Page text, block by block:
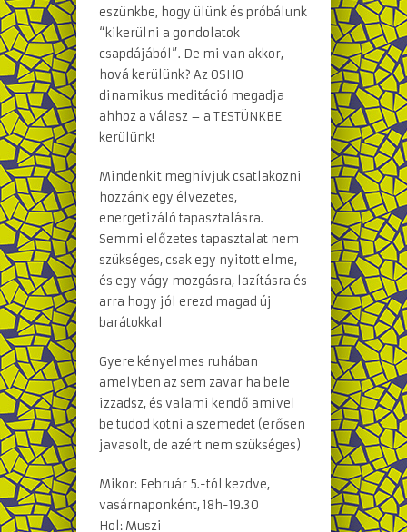
eszünkbe, hogy ülünk és próbálunk
“kikerülni a gondolatok
csapdájából”. De mi van akkor,
hová kerülünk? Az OSHO
dinamikus meditáció megadja
ahhoz a válasz – a TESTÜNKBE
kerülünk!
Mindenkit meghívjuk csatlakozni
hozzánk egy élvezetes,
energetizáló tapasztalásra.
Semmi előzetes tapasztalat nem
szükséges, csak egy nyitott elme,
és egy vágy mozgásra, lazításra és
arra hogy jól erezd magad új
barátokkal
Gyere kényelmes ruhában
amelyben az sem zavar ha bele
izzadsz, és valami kendő amivel
be tudod kötni a szemedet (erősen
javasolt, de azért nem szükséges)
Mikor: Február 5.-tól kezdve,
vasárnaponként, 18h-19.30
Hol: Muszi